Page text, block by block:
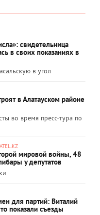
свидетельница
в своих показаниях в
в угол
в Алатауском районе
во время пресс-тура по
мировой войны, 48
у депутатов
для партий: Виталий
показали съезды